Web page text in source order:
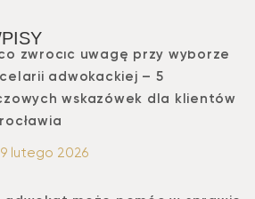
zwrócić uwagę przy wyborze
adwokackiej – 5
wskazówek dla klientów
9 lutego 2026